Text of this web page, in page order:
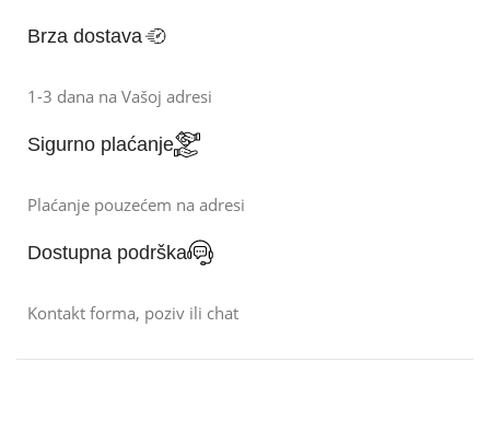
Brza dostava
1-3 dana na Vašoj adresi
Sigurno plaćanje
Plaćanje pouzećem na adresi
Dostupna podrška
Kontakt forma, poziv ili chat